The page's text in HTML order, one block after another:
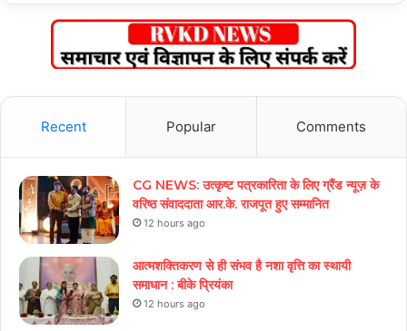
Recent Popular Comments
CG NEWS: उत्कृष्ट पत्रकारिता के लिए ग्रैंड न्यूज़ के
वरिष्ठ संवाददाता आर.के. राजपूत हुए सम्मानित
12 hours ago
आत्मशक्तिकरण से ही संभव है नशा वृत्ति का स्थायी
समाधान : बीके प्रियंका
12 hours ago